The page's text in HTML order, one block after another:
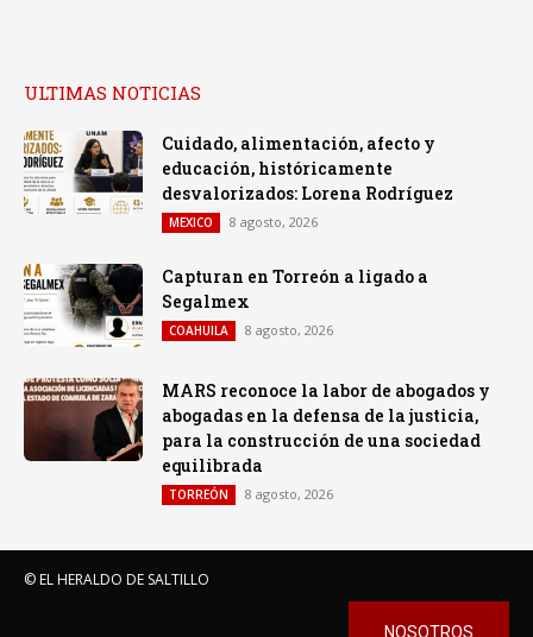
ULTIMAS NOTICIAS
Cuidado, alimentación, afecto y
educación, históricamente
desvalorizados: Lorena Rodríguez
MEXICO 8 agosto, 2026
Capturan en Torreón a ligado a
Segalmex
COAHUILA 8 agosto, 2026
MARS reconoce la labor de abogados y
abogadas en la defensa de la justicia,
para la construcción de una sociedad
equilibrada
TORREÓN 8 agosto, 2026
© EL HERALDO DE SALTILLO
NOSOTROS